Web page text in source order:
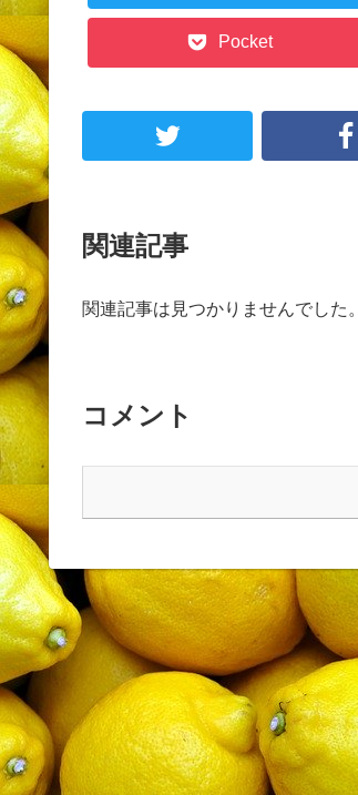
Pocket
関連記事
関連記事は見つかりませんでした。
コメント